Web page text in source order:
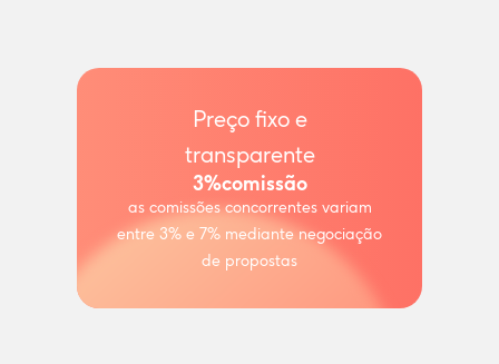
Preço fixo e
transparente
3%comissão
as comissões concorrentes variam
entre 3% e 7% mediante negociação
de propostas